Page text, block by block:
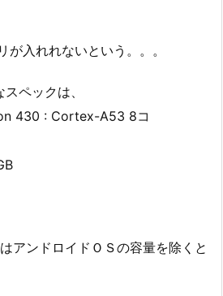
入れれないという。。。
ペックは、
430 : Cortex-A53 8コ
アンドロイドＯＳの容量を除くと